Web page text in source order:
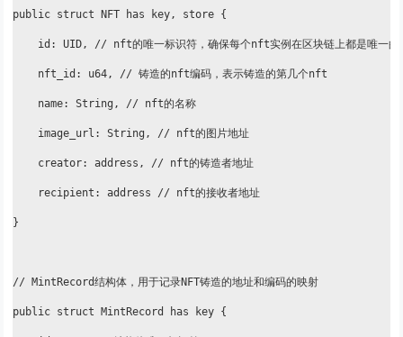
public struct NFT has key, store {
    id: UID, // nft的唯一标识符，确保每个nft实例在区块链上都是唯一的
    nft_id: u64, // 铸造的nft编码，表示铸造的第几个nft
    name: String, // nft的名称
    image_url: String, // nft的图片地址
    creator: address, // nft的铸造者地址
    recipient: address // nft的接收者地址
}
// MintRecord结构体，用于记录NFT铸造的地址和编码的映射
public struct MintRecord has key {